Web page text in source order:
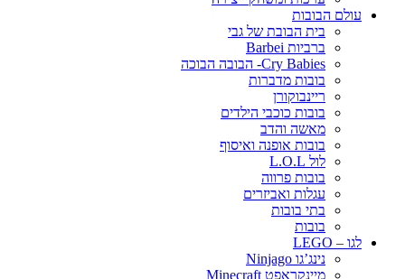
עולם הבובות
בית הבובת של גבי
ברביות Barbei
Cry Babies- הבובה הבוכה
בובות מדברות
ריינבוקורן
בובות כוכבי הילדים
מאשה והדב
בובות אופנה ואיסוף
לול L.O.L
בובות פרווה
עגלות ואביזרים
בתי בובות
בובות
לגו – LEGO
נינג’גו Ninjago
מיינקראפט Minecraft